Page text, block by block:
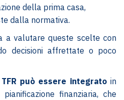
della prima casa,
dalla normativa.
a valutare queste scelte con
decisioni affrettate o poco
può essere integrato in
finanziaria, che